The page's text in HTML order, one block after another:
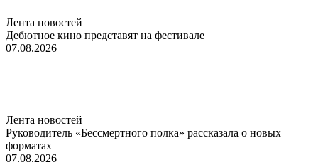
Лента новостей
Дебютное кино представят на фестивале
07.08.2026
Лента новостей
Руководитель «Бессмертного полка» рассказала о новых
форматах
07.08.2026